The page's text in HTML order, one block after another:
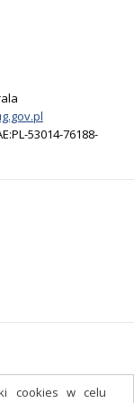
cookies w celu
53014-76188-